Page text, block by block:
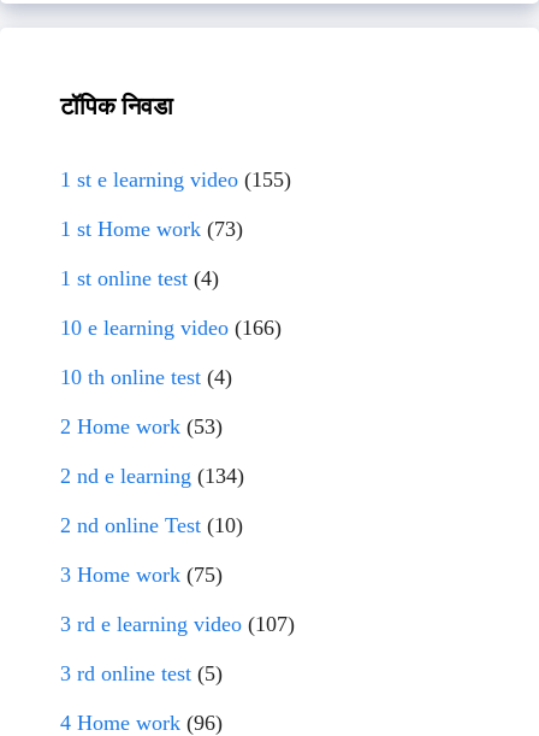
टॉपिक निवडा
1 st e learning video (155)
1 st Home work (73)
1 st online test (4)
10 e learning video (166)
10 th online test (4)
2 Home work (53)
2 nd e learning (134)
2 nd online Test (10)
3 Home work (75)
3 rd e learning video (107)
3 rd online test (5)
4 Home work (96)